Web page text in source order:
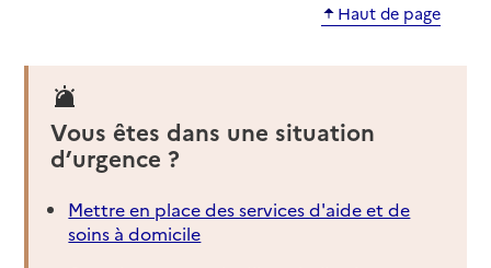
Haut de page
Vous êtes dans une situation
d’urgence ?
Mettre en place des services d'aide et de
soins à domicile